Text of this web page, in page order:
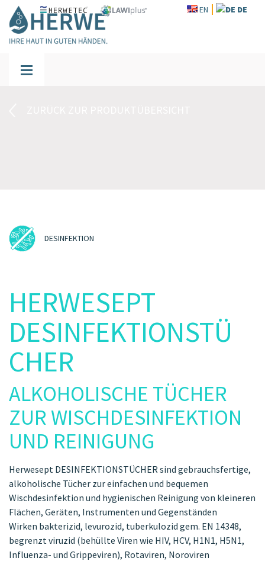
EN DE
DESINFEKTION
HERWESEPT
DESINFEKTIONSTÜ
CHER
ALKOHOLISCHE TÜCHER
ZUR WISCHDESINFEKTION
UND REINIGUNG
Herwesept DESINFEKTIONSTÜCHER sind gebrauchsfertige,
alkoholische Tücher zur einfachen und bequemen
Wischdesinfektion und hygienischen Reinigung von kleineren
Flächen, Geräten, Instrumenten und Gegenständen
Wirken bakterizid, levurozid, tuberkulozid gem. EN 14348,
begrenzt viruzid (behüllte Viren wie HIV, HCV, H1N1, H5N1,
Influenza- und Grippeviren), Rotaviren, Noroviren